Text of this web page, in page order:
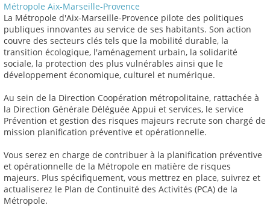
Métropole Aix-Marseille-Provence
La Métropole d'Aix-Marseille-Provence pilote des politiques
publiques innovantes au service de ses habitants. Son action
couvre des secteurs clés tels que la mobilité durable, la
transition écologique, l'aménagement urbain, la solidarité
sociale, la protection des plus vulnérables ainsi que le
développement économique, culturel et numérique.
Au sein de la Direction Coopération métropolitaine, rattachée à
la Direction Générale Déléguée Appui et services, le service
Prévention et gestion des risques majeurs recrute son chargé de
mission planification préventive et opérationnelle.
Vous serez en charge de contribuer à la planification préventive
et opérationnelle de la Métropole en matière de risques
majeurs. Plus spécifiquement, vous mettrez en place, suivrez et
actualiserez le Plan de Continuité des Activités (PCA) de la
Métropole.